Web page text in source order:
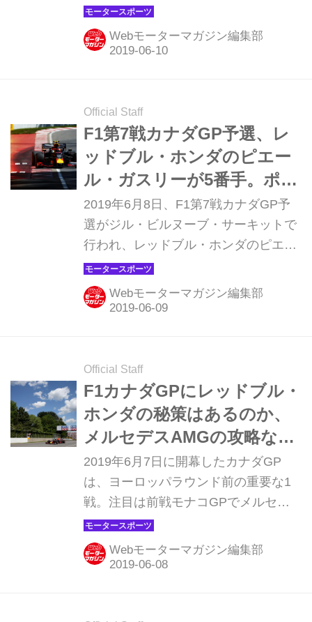
れ、メルセデスのルイス・ハミルトン
がシーズン5勝目を挙げた。2位はフェ
ラーリのセバスチャン・ヴェッテル、
ス・フェルスタッペン（レッドブル）
の5位が最上位。5番手グリッドからス
タートしたチームメイトのピエール・
ガスリーはルノー2台の後塵を拝し8
位。トロロッソはダニール・クビアト
が10位、アレキサンダー・アルボンは
リタイアに終わった。
Webモーターマガジン編集部
Official Staff
F1第7戦カナダGP予選、レ
ッドブル・ホンダのピエー
ル・ガスリーが5番手。ポー
ルはフェラーリのセバスチ
ャン・ヴェッテル【モータ
ースポーツ】
2019年6月8日、F1第7戦カナダGP予
選がジル・ビルヌーブ・サーキットで
行われ、レッドブル・ホンダのピエー
ル・ガスリーが5番手タイムをマーク
した。ポールポジションはフェラーリ
のセバスチャン・ヴェッテル。レッド
グヌッセン（ハース・フェラーリ）の
クラッシュによりタイム計測されずQ3
に進出できなかった。
Webモーターマガジン編集部
Official Staff
F1カナダGPにレッドブル・
ホンダの秘策はあるのか、
メルセデスAMGの攻略なる
か【モータースポーツ】
2019年6月7日に開幕したカナダGP
は、ヨーロッパラウンド前の重要な1
戦。注目は前戦モナコGPでメルセデ
スを追い詰めたレッドブル・ホンダに
集まるが、逆転のためにはなにが必要
なのか。ホンダの秘策を探ってみた。
Webモーターマガジン編集部